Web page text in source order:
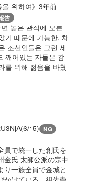
위하여》 3年前
告
높은 관직에 오른
기 때문에 가능한, 차
조선인들은 그런 세
깨어있는 자들은 감
를 위해 젊음을 바쳤
15) NG
員で統一した創氏を
金氏 太師公派の宗中
り一族全員で金城と